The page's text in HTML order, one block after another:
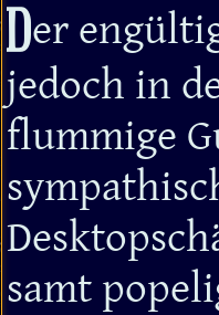
Der
jedoch in
flummige
samt